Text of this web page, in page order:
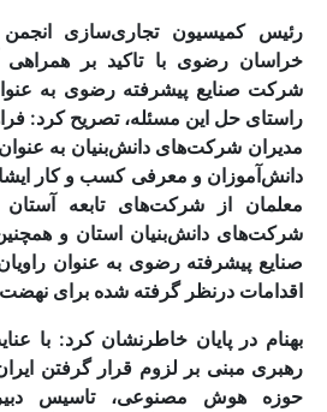
رئیس کمیسیون تجاری‌سازی
خراسان رضوی با تاکید بر
شرکت صنایع پیشرفته رضوی به
راستای حل این مسئله، تصریح کرد:
مدیران شرکت‌های دانش‌بنیان به
دانش‌آموزان و معرفی کسب و کار
معلمان از شرکت‌های تابعه
شرکت‌های دانش‌بنیان استان و
صنایع پیشرفته رضوی به عنوان
اقدامات درنظر گرفته شده برای
بهنام در پایان خاطرنشان کرد: با
حوزه هوش مصنوعی، تاسیس